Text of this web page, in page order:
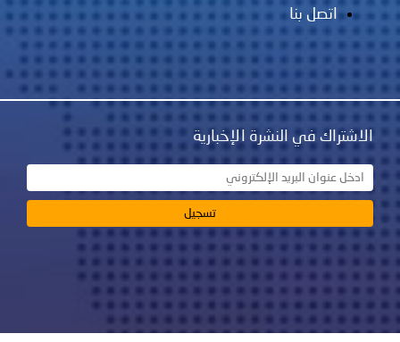
اتصل بنا
الاشتراك في النشرة الإخبارية